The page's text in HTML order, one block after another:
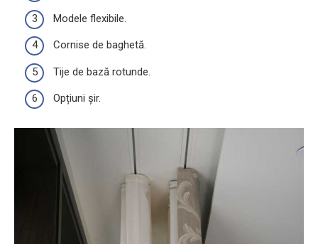
Modele flexibile.
Cornise de baghetă.
Tije de bază rotunde.
Opțiuni șir.